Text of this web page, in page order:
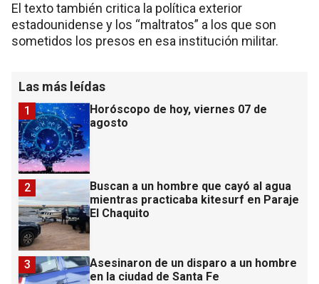
El texto también critica la política exterior
estadounidense y los “maltratos” a los que son
sometidos los presos en esa institución militar.
Las más leídas
Horóscopo de hoy, viernes 07 de
agosto
1
Buscan a un hombre que cayó al agua
mientras practicaba kitesurf en Paraje
El Chaquito
2
Asesinaron de un disparo a un hombre
en la ciudad de Santa Fe
3